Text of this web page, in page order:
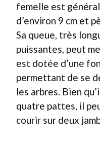
femelle est
d’environ 9 cm et
Sa queue, très
puissantes, peut
est dotée d’une
permettant de se
les arbres. Bien
quatre pattes, il
courir sur deux